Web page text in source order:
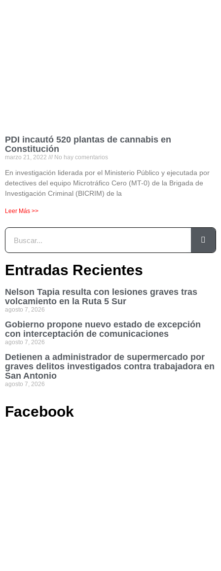
PDI incautó 520 plantas de cannabis en
Constitución
marzo 21, 2022 No hay comentarios
En investigación liderada por el Ministerio Público y ejecutada por
detectives del equipo Microtráfico Cero (MT-0) de la Brigada de
Investigación Criminal (BICRIM) de la
Leer Más >>
Entradas Recientes
Nelson Tapia resulta con lesiones graves tras
volcamiento en la Ruta 5 Sur
agosto 7, 2026
Gobierno propone nuevo estado de excepción
con interceptación de comunicaciones
agosto 7, 2026
Detienen a administrador de supermercado por
graves delitos investigados contra trabajadora en
San Antonio
agosto 7, 2026
Facebook